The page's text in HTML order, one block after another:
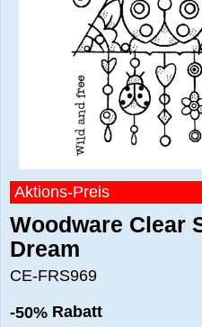
Aktions-Preis
Woodware Clear
Dream
CE-FRS969
-50% Rabatt